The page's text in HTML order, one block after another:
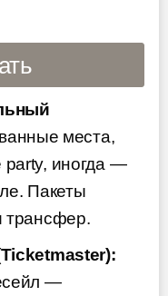
места,
иногда —
Пакеты
трансфер.
—